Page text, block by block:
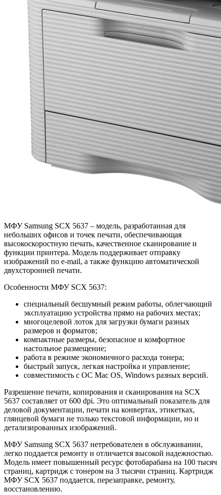
МФУ Samsung SCX 5637 – модель, разработанная для
небольших офисов и точек печати, обеспечивающая
высокоскоростную печать, качественное сканирование и
функции принтера. Модель поддерживает отправку
изображений по e-mail, а также функцию автоматической
двухсторонней печати.
Особенности МФУ SCX 5637:
специальный бесшумный режим работы, облегчающий
эксплуатацию устройства прямо на рабочих местах;
многоцелевой лоток для загрузки бумаги разных
размеров и форматов;
компактные размеры, безопасное и комфортное
настольное размещение;
работа в режиме экономичного расхода тонера;
быстрый запуск, легкая настройка и управление;
совместимость с ОС Mac OS, Windows разных версий.
Разрешение печати, копирования и сканирования на SCX
5637 составляет от 600 dpi. Это оптимальный показатель для
деловой документации, печати на конвертах, этикетках,
глянцевой бумаги не только текстовой информации, но и
детализированных изображений.
МФУ Samsung SCX 5637 нетребователен в обслуживании,
легко поддается ремонту и отличается высокой надежностью.
Модель имеет повышенный ресурс фотобарабана на 100 тысяч
страниц, картридж с тонером на 3 тысячи страниц. Картридж
МФУ SCX 5637 поддается, перезаправке, ремонту,
восстановлению.